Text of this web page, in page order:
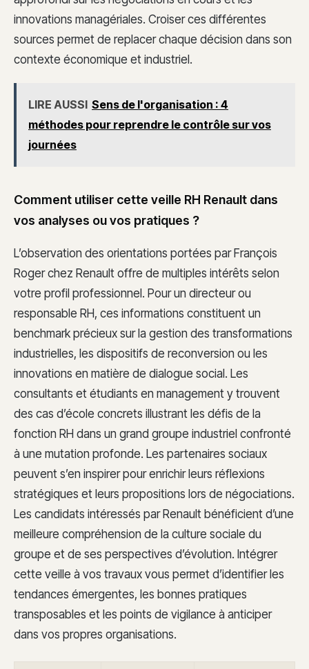
innovations managériales. Croiser ces différentes
sources permet de replacer chaque décision dans son
contexte économique et industriel.
LIRE AUSSI Sens de l'organisation : 4
méthodes pour reprendre le contrôle sur vos
journées
Comment utiliser cette veille RH Renault dans
vos analyses ou vos pratiques ?
L’observation des orientations portées par François
Roger chez Renault offre de multiples intérêts selon
votre profil professionnel. Pour un directeur ou
responsable RH, ces informations constituent un
benchmark précieux sur la gestion des transformations
industrielles, les dispositifs de reconversion ou les
innovations en matière de dialogue social. Les
consultants et étudiants en management y trouvent
des cas d’école concrets illustrant les défis de la
fonction RH dans un grand groupe industriel confronté
à une mutation profonde. Les partenaires sociaux
peuvent s’en inspirer pour enrichir leurs réflexions
stratégiques et leurs propositions lors de négociations.
Les candidats intéressés par Renault bénéficient d’une
meilleure compréhension de la culture sociale du
groupe et de ses perspectives d’évolution. Intégrer
cette veille à vos travaux vous permet d’identifier les
tendances émergentes, les bonnes pratiques
transposables et les points de vigilance à anticiper
dans vos propres organisations.